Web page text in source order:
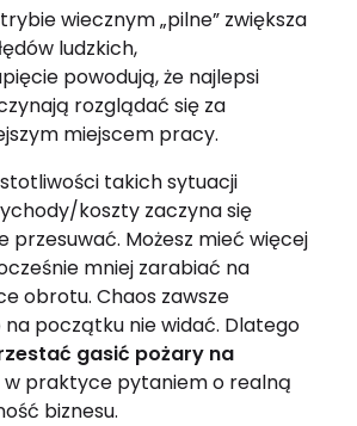
wiecznym „pilne” zwiększa
ludzkich,
powodują, że najlepsi
rozglądać się za
miejscem pracy.
takich sytuacji
koszty zaczyna się
przesuwać. Możesz mieć więcej
mniej zarabiać na
obrotu. Chaos zawsze
na początku nie widać. Dlatego
gasić pożary na
w praktyce pytaniem o realną
biznesu.